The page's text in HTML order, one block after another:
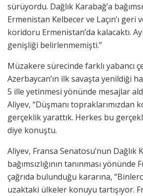
sürüyordu. Dağlık Karabağ’a
Ermenistan Kelbecer ve Laçın’ı geri
koridoru Ermenistan’da kalacaktı.
genişliği belirlenmemişti.”
Müzakere sürecinde farklı yabancı
Azerbaycan’ın ilk savaşta yenildiği
5 ille yetinmesi yönünde mesajlar
Aliyev, “Düşmanı topraklarımızdan
gerçeklik yarattık. Herkes bu
diye konuştu.
Aliyev, Fransa Senatosu’nun Dağlık
bağımsızlığının tanınması
çağrıda bulunduğu kararına,
uzaktaki ülkeler konuyu tartışıyor.